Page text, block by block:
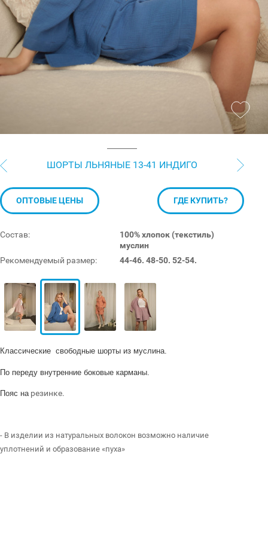
ШОРТЫ ЛЬНЯНЫЕ 13-41 ИНДИГО
Состав:
100% хлопок (текстиль)
муслин
Рекомендуемый размер:
44-46. 48-50. 52-54.
ОПТОВЫЕ ЦЕНЫ ГДЕ КУПИТЬ?
Классические свободные шорты из муслина.
По переду внутренние боковые карманы.
Пояс на резинке.
- В изделии из натуральных волокон возможно наличие
уплотнений и образование «пуха»